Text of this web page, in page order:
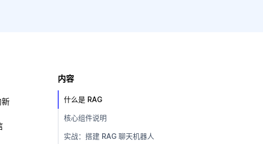
内容
什么是 RAG
核心组件说明
实战：搭建 RAG 聊天机器人